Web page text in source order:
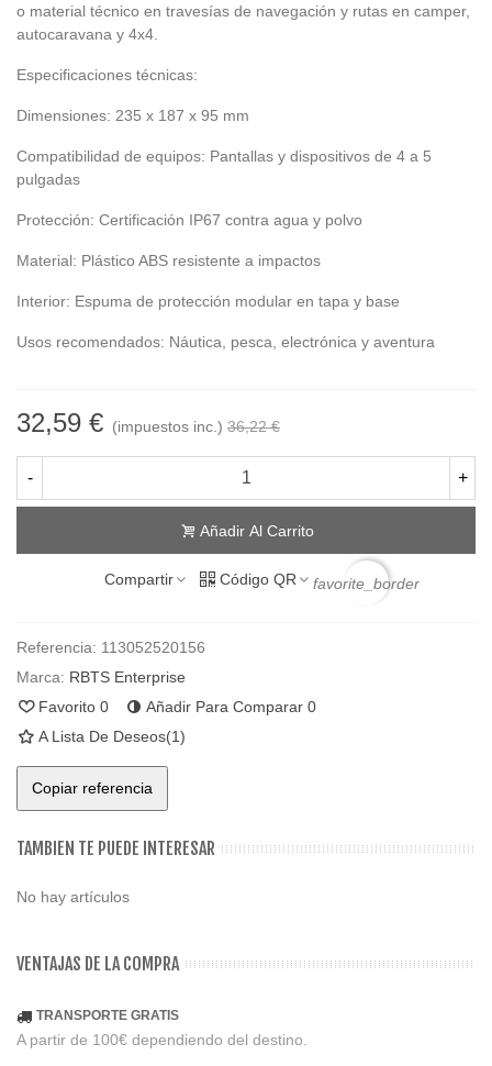
o material técnico en travesías de navegación y rutas en camper,
autocaravana y 4x4.
Especificaciones técnicas:
Dimensiones: 235 x 187 x 95 mm
Compatibilidad de equipos: Pantallas y dispositivos de 4 a 5
pulgadas
Protección: Certificación IP67 contra agua y polvo
Material: Plástico ABS resistente a impactos
Interior: Espuma de protección modular en tapa y base
Usos recomendados: Náutica, pesca, electrónica y aventura
32,59 € (impuestos inc.) 36,22 €
- +
Añadir Al Carrito
Compartir Código QR favorite_border
Referencia: 113052520156
Marca: RBTS Enterprise
Favorito 0 Añadir Para Comparar 0
A Lista De Deseos(1)
Copiar referencia
TAMBIEN TE PUEDE INTERESAR
No hay artículos
VENTAJAS DE LA COMPRA
TRANSPORTE GRATIS
A partir de 100€ dependiendo del destino.